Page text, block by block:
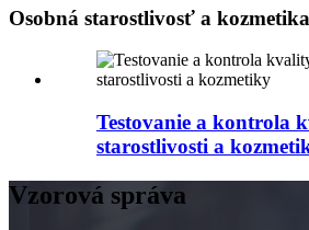
Osobná starostlivosť a kozmetika
Testovanie a kontrola
starostlivosti a
Vzorová správa